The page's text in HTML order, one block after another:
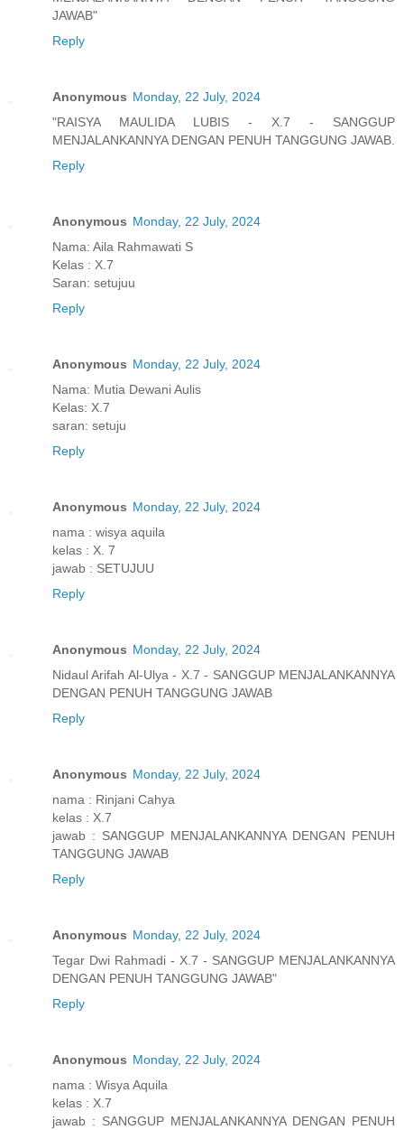
JAWAB"
Reply
Anonymous Monday, 22 July, 2024
"RAISYA MAULIDA LUBIS - X.7 - SANGGUP
MENJALANKANNYA DENGAN PENUH TANGGUNG JAWAB.
Reply
Anonymous Monday, 22 July, 2024
Nama: Aila Rahmawati S
Kelas : X.7
Saran: setujuu
Reply
Anonymous Monday, 22 July, 2024
Nama: Mutia Dewani Aulis
Kelas: X.7
saran: setuju
Reply
Anonymous Monday, 22 July, 2024
nama : wisya aquila
kelas : X. 7
jawab : SETUJUU
Reply
Anonymous Monday, 22 July, 2024
Nidaul Arifah Al-Ulya - X.7 - SANGGUP MENJALANKANNYA
DENGAN PENUH TANGGUNG JAWAB
Reply
Anonymous Monday, 22 July, 2024
nama : Rinjani Cahya
kelas : X.7
jawab : SANGGUP MENJALANKANNYA DENGAN PENUH
TANGGUNG JAWAB
Reply
Anonymous Monday, 22 July, 2024
Tegar Dwi Rahmadi - X.7 - SANGGUP MENJALANKANNYA
DENGAN PENUH TANGGUNG JAWAB"
Reply
Anonymous Monday, 22 July, 2024
nama : Wisya Aquila
kelas : X.7
jawab : SANGGUP MENJALANKANNYA DENGAN PENUH